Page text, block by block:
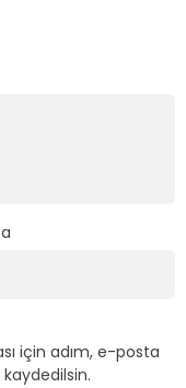
için adım, e-posta